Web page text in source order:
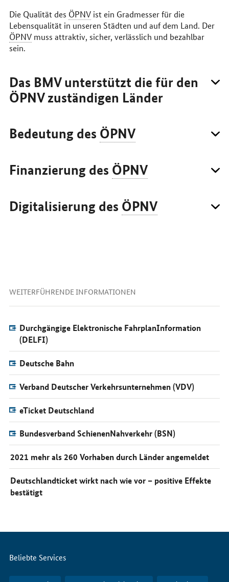
Die Qualität des ÖPNVist ein Gradmesser für die
Lebensqualität in unseren Städten und auf dem Land. Der
ÖPNVmuss attraktiv, sicher, verlässlich und bezahlbar
sein.
Das BMV unterstützt die für den
ÖPNV zuständigen Länder
Bedeutung des ÖPNV
Finanzierung des ÖPNV
Digitalisierung des ÖPNV
WEITERFÜHRENDE INFORMATIONEN
Durchgängige Elektronische FahrplanInformation
(DELFI)
Deutsche Bahn
Verband Deutscher Verkehrsunternehmen (VDV)
eTicket Deutschland
Bundesverband SchienenNahverkehr (BSN)
2021 mehr als 260 Vorhaben durch Länder angemeldet
Deutschlandticket wirkt nach wie vor – positive Effekte
bestätigt
Servicemenü
Beliebte Services